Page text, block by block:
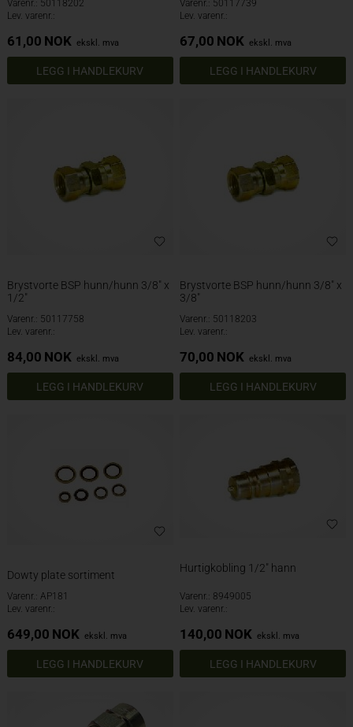
Varenr.: 50118202
Lev. varenr.:
61,00 NOK ekskl. mva
Varenr.: 50117739
Lev. varenr.:
67,00 NOK ekskl. mva
Brystvorte BSP hunn/hunn 3/8" x
1/2"
Varenr.: 50117758
Lev. varenr.:
84,00 NOK ekskl. mva
Brystvorte BSP hunn/hunn 3/8" x
3/8"
Varenr.: 50118203
Lev. varenr.:
70,00 NOK ekskl. mva
Dowty plate sortiment
Varenr.: AP181
Lev. varenr.:
649,00 NOK ekskl. mva
Hurtigkobling 1/2" hann
Varenr.: 8949005
Lev. varenr.:
140,00 NOK ekskl. mva